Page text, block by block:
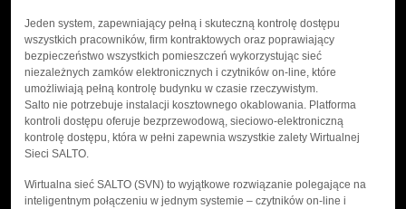
Jeden system, zapewniający pełną i skuteczną kontrolę dostępu
wszystkich pracowników, firm kontraktowych oraz poprawiający
bezpieczeństwo wszystkich pomieszczeń wykorzystując sieć
niezależnych zamków elektronicznych i czytników on-line, które
umożliwiają pełną kontrolę budynku w czasie rzeczywistym.
Salto nie potrzebuje instalacji kosztownego okablowania. Platforma
kontroli dostępu oferuje bezprzewodową, sieciowo-elektroniczną
kontrolę dostępu, która w pełni zapewnia wszystkie zalety Wirtualnej
Sieci SALTO.
Wirtualna sieć SALTO (SVN) to wyjątkowe rozwiązanie polegające na
inteligentnym połączeniu w jednym systemie – czytników on-line i